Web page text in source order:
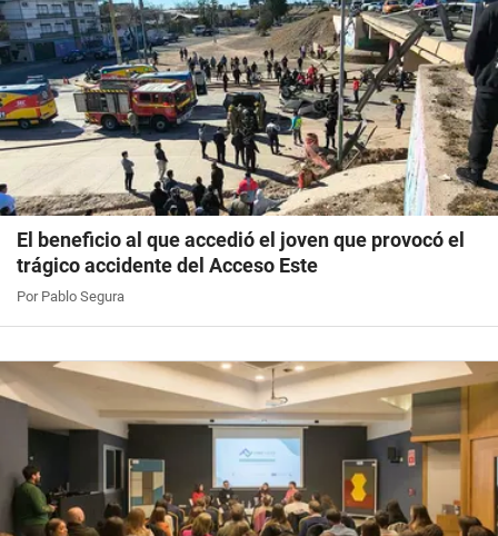
El beneficio al que accedió el joven que provocó el
trágico accidente del Acceso Este
Por Pablo Segura